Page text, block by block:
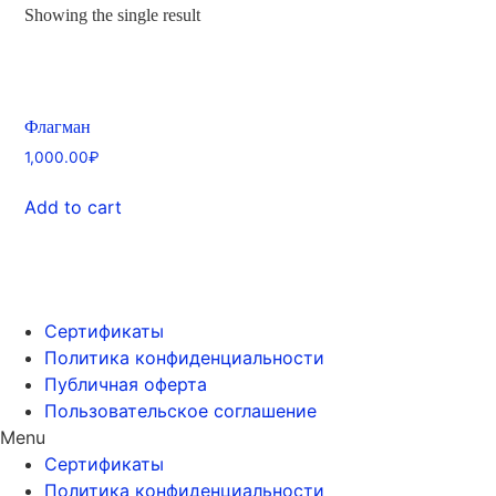
Showing the single result
Флагман
1,000.00₽
Add to cart
Сертификаты
Политика конфиденциальности
Публичная оферта
Пользовательское соглашение
Menu
Сертификаты
Политика конфиденциальности